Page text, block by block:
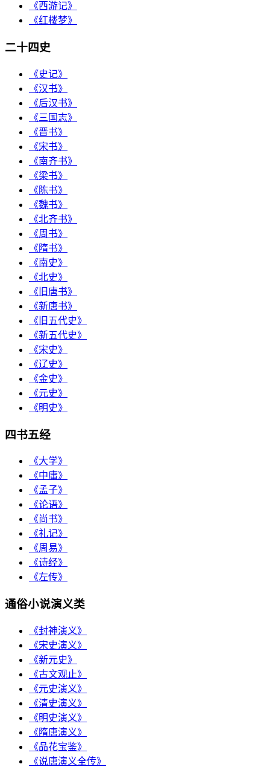
《西游记》
《红楼梦》
二十四史
《史记》
《汉书》
《后汉书》
《三国志》
《晋书》
《宋书》
《南齐书》
《梁书》
《陈书》
《魏书》
《北齐书》
《周书》
《隋书》
《南史》
《北史》
《旧唐书》
《新唐书》
《旧五代史》
《新五代史》
《宋史》
《辽史》
《金史》
《元史》
《明史》
四书五经
《大学》
《中庸》
《孟子》
《论语》
《尚书》
《礼记》
《周易》
《诗经》
《左传》
通俗小说演义类
《封神演义》
《宋史演义》
《新元史》
《古文观止》
《元史演义》
《清史演义》
《明史演义》
《隋唐演义》
《品花宝鉴》
《说唐演义全传》